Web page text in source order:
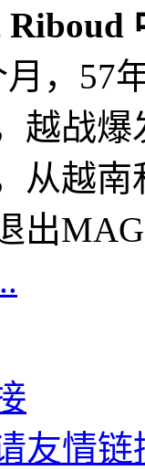
月，57
越战
从越南
出
友情链